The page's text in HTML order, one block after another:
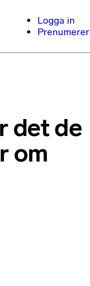
Logga in
det de
om